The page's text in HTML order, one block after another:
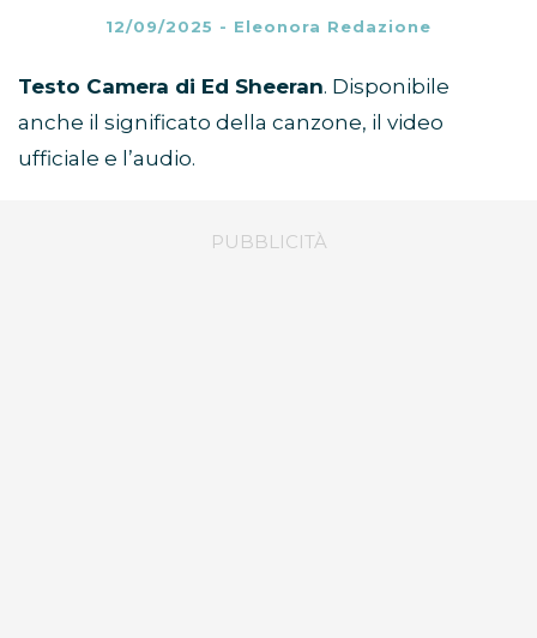
12/09/2025 - Eleonora Redazione
Testo Camera di Ed Sheeran. Disponibile
anche il significato della canzone, il video
ufficiale e l’audio.